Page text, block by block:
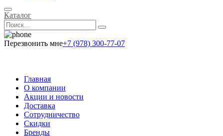
Каталог
Перезвонить мне+7 (978) 300-77-07
Главная
О компании
Акции и новости
Доставка
Сотрудничество
Скидки
Бренды